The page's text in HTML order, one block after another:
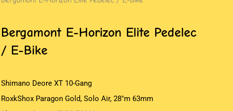
Bergamont E-Horizon Elite Pedelec
/ E-Bike
Shimano Deore XT 10-Gang
RoxkShox Paragon Gold, Solo Air, 28″m 63mm